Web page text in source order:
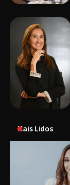
Mais Lidos